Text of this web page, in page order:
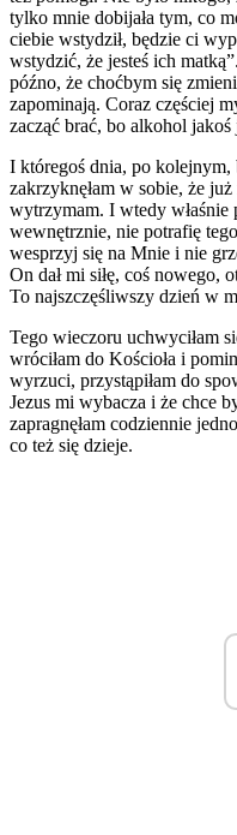
tylko mnie dobijała tym, co
ciebie wstydził, będzie ci
wstydzić, że jesteś ich
późno, że choćbym się
zapominają. Coraz częściej
zacząć brać, bo alkohol
I któregoś dnia, po
zakrzyknęłam w sobie, że
wytrzymam. I wtedy właśnie
wewnętrznie, nie potrafię
wesprzyj się na Mnie i nie
On dał mi siłę, coś nowego,
To najszczęśliwszy dzień w
Tego wieczoru uchwyciłam
wróciłam do Kościoła i
wyrzuci, przystąpiłam do
Jezus mi wybacza i że chce
zapragnęłam codziennie
co też się dzieje.